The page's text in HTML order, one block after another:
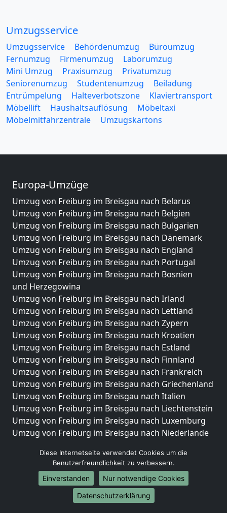
Umzugsservice
Umzugsservice Behördenumzug
Büroumzug
Fernumzug
Firmenumzug
Laborumzug
Mini Umzug
Praxisumzug
Privatumzug
Seniorenumzug
Studentenumzug
Beiladung
Entrümpelung
Halteverbotszone
Klaviertransport
Möbellift
Haushaltsauflösung
Möbeltaxi
Möbelmitfahrzentrale
Umzugskartons
Europa-Umzüge
Umzug von Freiburg im Breisgau nach Belarus
Umzug von Freiburg im Breisgau nach Belgien
Umzug von Freiburg im Breisgau nach Bulgarien
Umzug von Freiburg im Breisgau nach Dänemark
Umzug von Freiburg im Breisgau nach England
Umzug von Freiburg im Breisgau nach Portugal
Umzug von Freiburg im Breisgau nach Bosnien
und Herzegowina
Umzug von Freiburg im Breisgau nach Irland
Umzug von Freiburg im Breisgau nach Lettland
Umzug von Freiburg im Breisgau nach Zypern
Umzug von Freiburg im Breisgau nach Kroatien
Umzug von Freiburg im Breisgau nach Estland
Umzug von Freiburg im Breisgau nach Finnland
Umzug von Freiburg im Breisgau nach Frankreich
Umzug von Freiburg im Breisgau nach Griechenland
Umzug von Freiburg im Breisgau nach Italien
Umzug von Freiburg im Breisgau nach Liechtenstein
Umzug von Freiburg im Breisgau nach Luxemburg
Umzug von Freiburg im Breisgau nach Niederlande
Umzüge-Deutschlandweit
Umzug von Freiburg im Breisgau nach Berlin
Umzug von Freiburg im Breisgau nach Hamburg
Umzug von Freiburg im Breisgau nach München
Diese Internetseite verwendet Cookies um die
Benutzerfreundlichkeit zu verbessern.
Einverstanden
Nur notwendige Cookies
Datenschutzerklärung